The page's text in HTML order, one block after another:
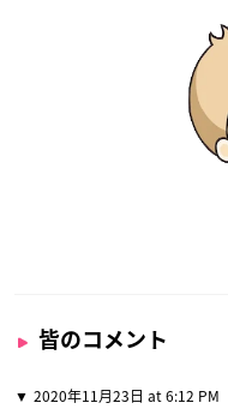
皆のコメント
2020年11月23日 at 6:12 PM